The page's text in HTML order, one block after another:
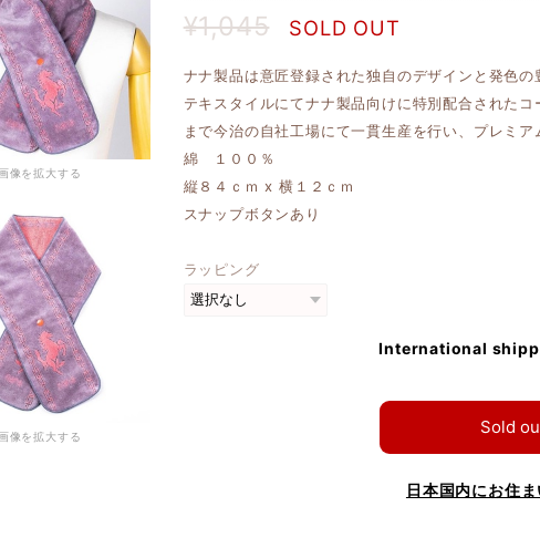
像を拡大する
像を拡大する
¥1,045 SOLD OUT
ナナ製品は意匠登録された独自のデザインと発色
テキスタイルにてナナ製品向けに特別配合された
まで今治の自社工場にて一貫生産を行い、プレミア
綿 １００％
縦８４ｃｍ x 横１２ｃｍ
スナップボタンあり
ラッピング
International
Sold
日本国内にお住